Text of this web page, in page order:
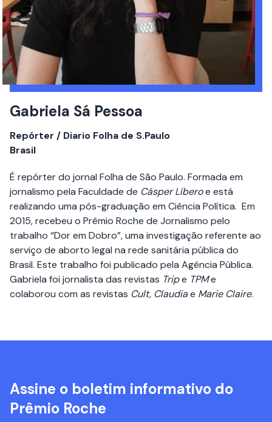
Gabriela Sá Pessoa
Repórter / Diario Folha de S.Paulo
Brasil
É repórter do jornal Folha de São Paulo. Formada em
jornalismo pela Faculdade de Cásper Líberoe está
realizando uma pós-graduação em Ciência Política. Em
2015, recebeu o Prêmio Roche de Jornalismo pelo
trabalho “Dor em Dobro”, uma investigação referente ao
serviço de aborto legal na rede sanitária pública do
Brasil. Este trabalho foi publicado pela Agência Pública.
Gabriela foi jornalista das revistas Tripe TPMe
colaborou com as revistas Cult, Claudiae Marie Claire.
Assine o boletim informativo do
Prêmio Roche